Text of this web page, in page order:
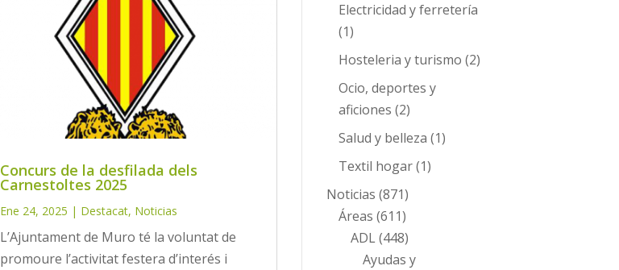
Concurs de la desfilada dels
Carnestoltes 2025
Ene 24, 2025 | Destacat, Noticias
L’Ajuntament de Muro té la voluntat de
promoure l’activitat festera d’interés i
Electricidad y ferretería
(1)
Hosteleria y turismo (2)
Ocio, deportes y
aficiones (2)
Salud y belleza (1)
Textil hogar(1)
Noticias (871)
Áreas (611)
ADL(448)
Ayudas y